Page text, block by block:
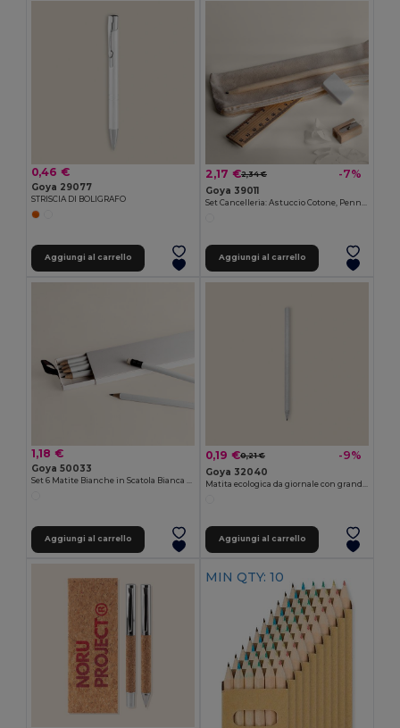
0,46 €
Goya 29077
STRISCIA DI BOLIGRAFO
Aggiungi al carrello
2,17 €2,34 € -7%
Goya 39011
Aggiungi al carrello
1,18 €
Goya 50033
Aggiungi al carrello
0,19 €0,21 € -9%
Goya 32040
Aggiungi al carrello
MIN QTY: 10